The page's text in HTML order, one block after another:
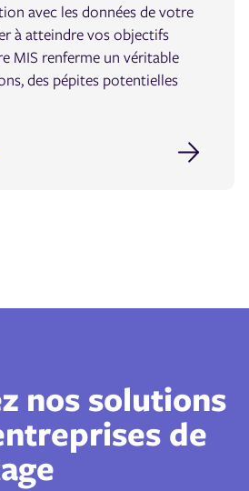
avec les données de votre
à atteindre vos objectifs
MIS renferme un véritable
des pépites potentielles
nos solutions
de